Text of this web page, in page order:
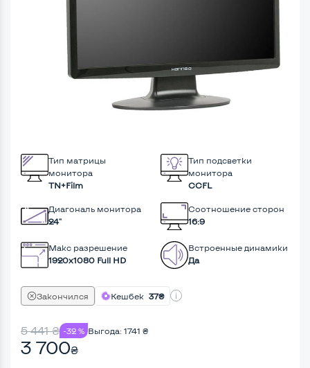
Тип матрицы
монитора
TN+Film
Тип подсветки
монитора
CCFL
Диагональ монитора
24"
Соотношение сторон
16:9
Макс разрешение
1920x1080 Full HD
Встроенные динамики
Да
Закончился Кешбек 37₴
5 441₴ -32 % Выгода: 1741 ₴
3 700₴